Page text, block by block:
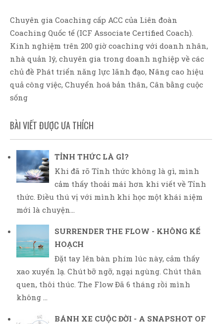
Chuyên gia Coaching cấp ACC của Liên đoàn
Coaching Quốc tế (ICF Associate Certified Coach).
Kinh nghiệm trên 200 giờ coaching với doanh nhân,
nhà quản lý, chuyên gia trong doanh nghiệp về các
chủ đề Phát triển năng lực lãnh đạo, Nâng cao hiệu
quả công việc, Chuyển hoá bản thân, Cân bằng cuộc
sống
BÀI VIẾT ĐƯỢC ƯA THÍCH
TỈNH THỨC LÀ GÌ?
Khi đã rõ Tỉnh thức không là gì, mình
cảm thấy thoải mái hơn khi viết về Tỉnh
thức. Điều thú vị với mình khi học một khái niệm
mới là chuyện...
SURRENDER THE FLOW - KHÔNG KẾ
HOẠCH
Đặt tay lên bàn phím lúc này, cảm thấy
xao xuyến lạ. Chút bỡ ngỡ, ngại ngùng. Chút thân
quen, thôi thúc. The Flow Đã 6 tháng rồi mình
không ...
BÁNH XE CUỘC ĐỜI - A SNAPSHOT OF